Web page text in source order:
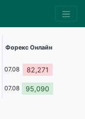
Форекс Онлайн
07.08 82,271
07.08 95,090